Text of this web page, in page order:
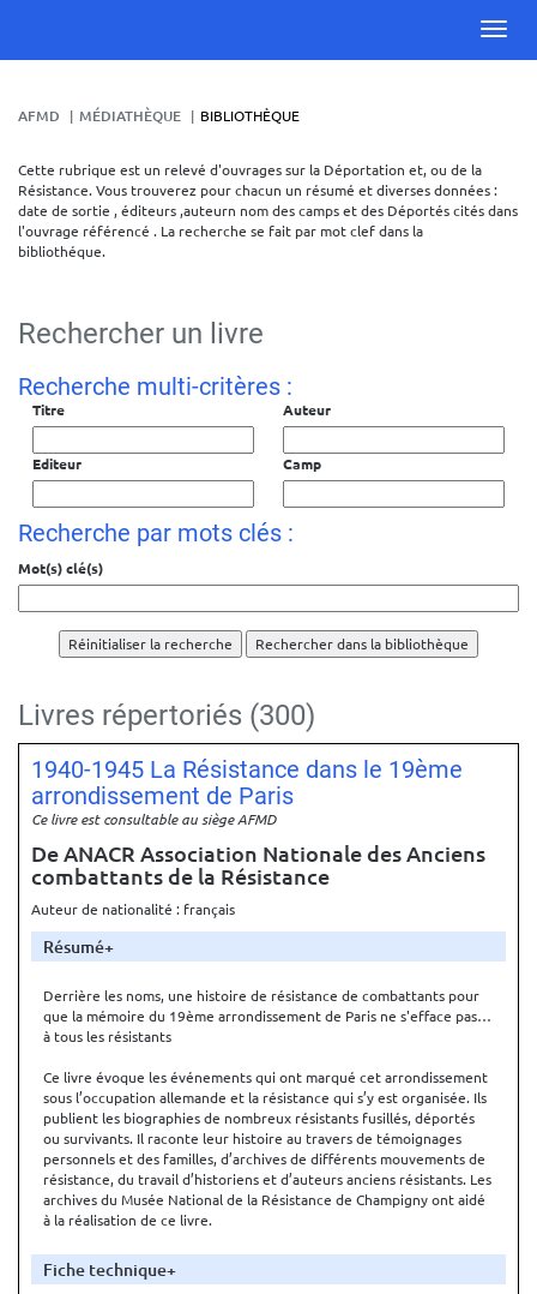
AFMD MÉDIATHÈQUE BIBLIOTHÈQUE
Cette rubrique est un relevé d'ouvrages sur la Déportation et, ou de la
Résistance. Vous trouverez pour chacun un résumé et diverses données :
date de sortie , éditeurs ,auteurn nom des camps et des Déportés cités dans
l'ouvrage référencé . La recherche se fait par mot clef dans la
bibliothéque.
Rechercher un livre
Recherche multi-critères :
Titre Auteur
Editeur Camp
Recherche par mots clés :
Mot(s) clé(s)
Réinitialiser la recherche
Livres répertoriés (300)
1940-1945 La Résistance dans le 19ème
arrondissement de Paris
Ce livre est consultable au siège AFMD
De ANACR Association Nationale des Anciens
combattants de la Résistance
Auteur de nationalité : français
Résumé
Derrière les noms, une histoire de résistance de combattants pour
que la mémoire du 19ème arrondissement de Paris ne s'efface pas…
à tous les résistants
Ce livre évoque les événements qui ont marqué cet arrondissement
sous l’occupation allemande et la résistance qui s’y est organisée. Ils
publient les biographies de nombreux résistants fusillés, déportés
ou survivants. Il raconte leur histoire au travers de témoignages
personnels et des familles, d’archives de différents mouvements de
résistance, du travail d’historiens et d’auteurs anciens résistants. Les
archives du Musée National de la Résistance de Champigny ont aidé
à la réalisation de ce livre.
Fiche technique